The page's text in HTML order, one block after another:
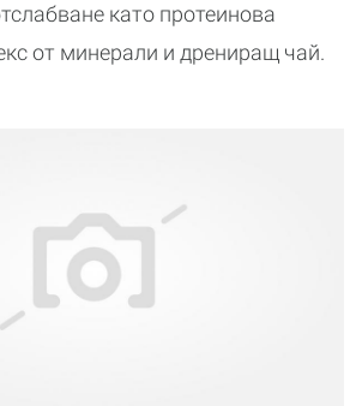
като протеинова
от минерали и дрениращ чай.